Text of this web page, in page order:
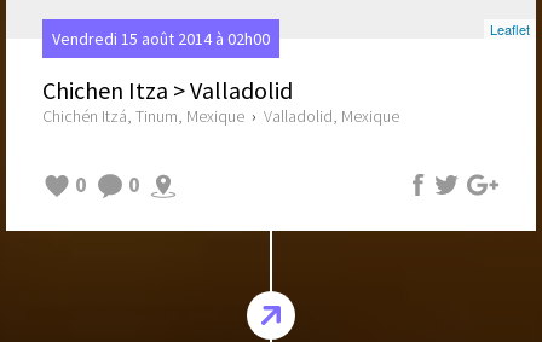
Leaflet
Vendredi 15 août 2014 à 02h00
Chichen Itza > Valladolid
Chichén Itzá, Tinum, Mexique › Valladolid, Mexique
0 0